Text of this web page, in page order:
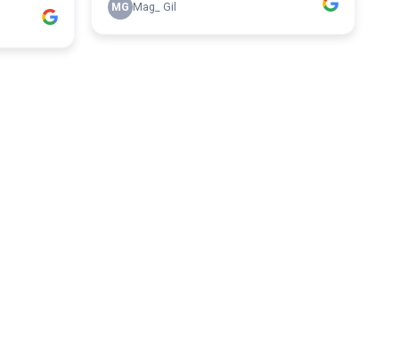
MG Mag_ Gil